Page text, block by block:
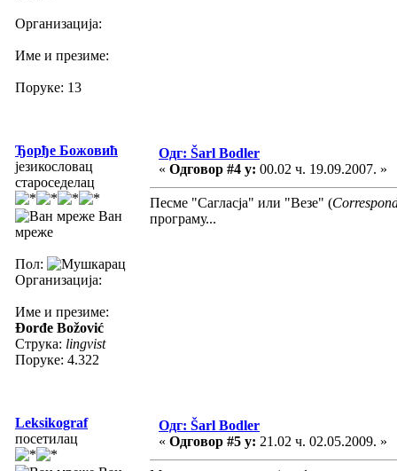
Организација:
Име и презиме:
Поруке: 13
Ђорђе Божовић
језикословац
староседелац
Ван
мреже
Пол:
Организација:
Име и презиме:
Đorđe Božović
Струка: lingvist
Поруке: 4.322
Одг: Šarl Bodler
« Одговор #4 у: 00.02 ч. 19.09.2007. »
Песме "Сагласја" или "Везе" (
програму...
Leksikograf
посетилац
Одг: Šarl Bodler
« Одговор #5 у: 21.02 ч. 02.05.2009. »